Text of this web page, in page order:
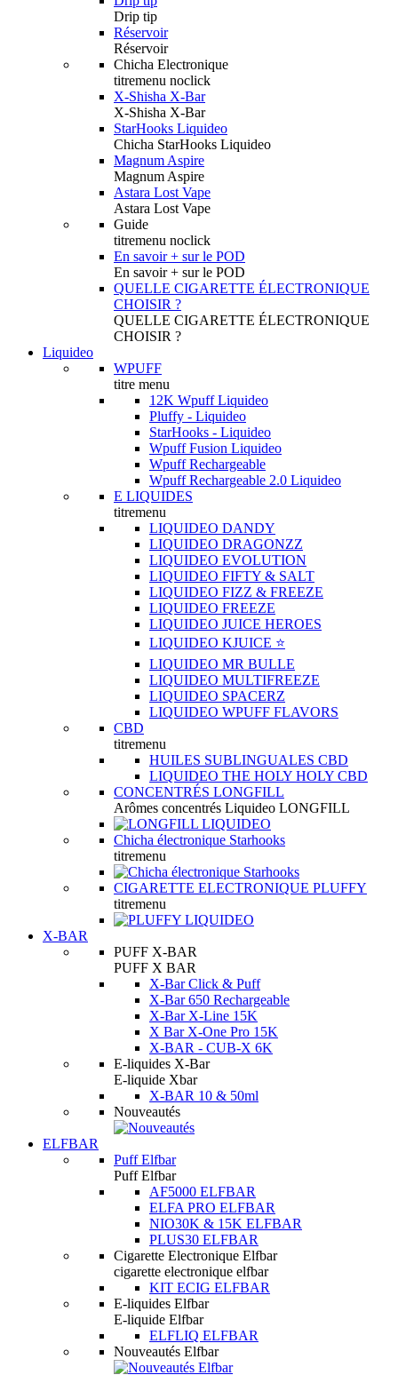
Drip tip
Réservoir
Réservoir
Chicha Electronique
titremenu noclick
X-Shisha X-Bar
X-Shisha X-Bar
StarHooks Liquideo
Chicha StarHooks Liquideo
Magnum Aspire
Magnum Aspire
Astara Lost Vape
Astara Lost Vape
Guide
titremenu noclick
En savoir + sur le POD
En savoir + sur le POD
QUELLE CIGARETTE ÉLECTRONIQUE
CHOISIR ?
QUELLE CIGARETTE ÉLECTRONIQUE
CHOISIR ?
Liquideo
WPUFF
titre menu
12K Wpuff Liquideo
Pluffy - Liquideo
StarHooks - Liquideo
Wpuff Fusion Liquideo
Wpuff Rechargeable
Wpuff Rechargeable 2.0 Liquideo
E LIQUIDES
titremenu
LIQUIDEO DANDY
LIQUIDEO DRAGONZZ
LIQUIDEO EVOLUTION
LIQUIDEO FIFTY & SALT
LIQUIDEO FIZZ & FREEZE
LIQUIDEO FREEZE
LIQUIDEO JUICE HEROES
LIQUIDEO KJUICE ⭐️
LIQUIDEO MR BULLE
LIQUIDEO MULTIFREEZE
LIQUIDEO SPACERZ
LIQUIDEO WPUFF FLAVORS
CBD
titremenu
HUILES SUBLINGUALES CBD
LIQUIDEO THE HOLY HOLY CBD
CONCENTRÉS LONGFILL
Arômes concentrés Liquideo LONGFILL
Chicha électronique Starhooks
titremenu
CIGARETTE ELECTRONIQUE PLUFFY
titremenu
X-BAR
PUFF X-BAR
PUFF X BAR
X-Bar Click & Puff
X-Bar 650 Rechargeable
X-Bar X-Line 15K
X Bar X-One Pro 15K
X-BAR - CUB-X 6K
E-liquides X-Bar
E-liquide Xbar
X-BAR 10 & 50ml
Nouveautés
ELFBAR
Puff Elfbar
Puff Elfbar
AF5000 ELFBAR
ELFA PRO ELFBAR
NIO30K & 15K ELFBAR
PLUS30 ELFBAR
Cigarette Electronique Elfbar
cigarette electronique elfbar
KIT ECIG ELFBAR
E-liquides Elfbar
E-liquide Elfbar
ELFLIQ ELFBAR
Nouveautés Elfbar